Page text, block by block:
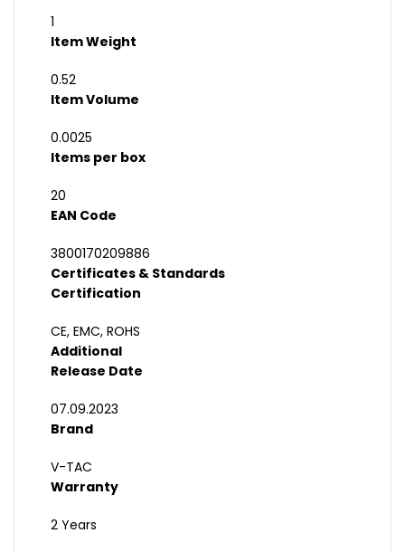
1
Item Weight
0.52
Item Volume
0.0025
Items per box
20
EAN Code
3800170209886
Certificates & Standards
Certification
CE, EMC, ROHS
Additional
Release Date
07.09.2023
Brand
V-TAC
Warranty
2 Years